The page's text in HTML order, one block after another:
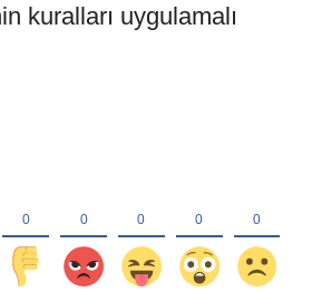
kuralları uygulamalı